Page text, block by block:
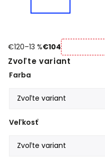
€120–13 %€104
Zvoľte variant
Farba
Veľkosť